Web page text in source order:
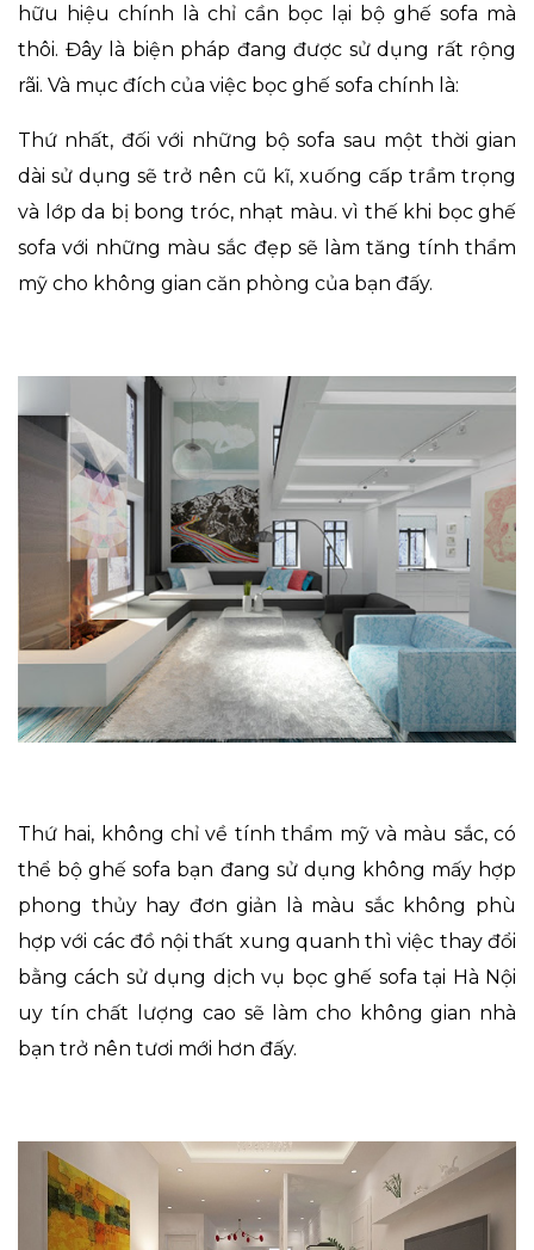
hữu hiệu chính là chỉ cần bọc lại bộ ghế sofa mà
thôi. Đây là biện pháp đang được sử dụng rất rộng
rãi. Và mục đích của việc bọc ghế sofa chính là:
Thứ nhất, đối với những bộ sofa sau một thời gian
dài sử dụng sẽ trở nên cũ kĩ, xuống cấp trầm trọng
và lớp da bị bong tróc, nhạt màu. vì thế khi bọc ghế
sofa với những màu sắc đẹp sẽ làm tăng tính thẩm
mỹ cho không gian căn phòng của bạn đấy.
Thứ hai, không chỉ về tính thẩm mỹ và màu sắc, có
thể bộ ghế sofa bạn đang sử dụng không mấy hợp
phong thủy hay đơn giản là màu sắc không phù
hợp với các đồ nội thất xung quanh thì việc thay đổi
bằng cách sử dụng dịch vụ bọc ghế sofa tại Hà Nội
uy tín chất lượng cao sẽ làm cho không gian nhà
bạn trở nên tươi mới hơn đấy.